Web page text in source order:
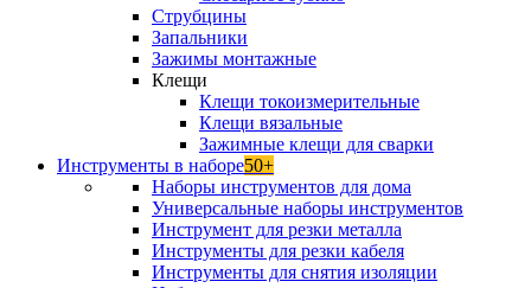
Струбцины
Запальники
Зажимы монтажные
Клещи
Клещи токоизмерительные
Клещи вязальные
Зажимные клещи для сварки
Инструменты в наборе50+
Наборы инструментов для дома
Универсальные наборы инструментов
Инструмент для резки металла
Инструменты для резки кабеля
Инструменты для снятия изоляции